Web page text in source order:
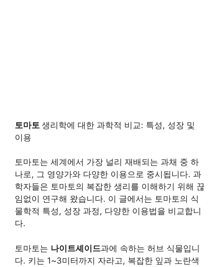
토마토 생리학에 대한 과학적 비교: 특성, 성장 및
이용
토마토는 세계에서 가장 널리 재배되는 과채 중 하
나로, 그 영양가와 다양한 이용으로 중시됩니다. 과
학자들은 토마토의 복잡한 생리를 이해하기 위해 끊
임없이 연구해 왔습니다. 이 글에서는 토마토의 식
물학적 특성, 성장 과정, 다양한 이용법을 비교합니
다.
토마토는 나이트셰이드과에 속하는 허브 식물입니
다. 키는 1~3미터까지 자라고, 복잡한 잎과 노란색